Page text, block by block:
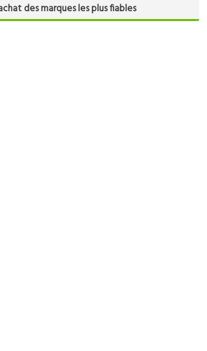
des marques les plus fiables